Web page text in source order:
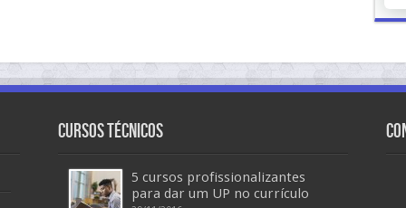
Cursos Técnicos
5 cursos profissionalizantes
para dar um UP no currículo